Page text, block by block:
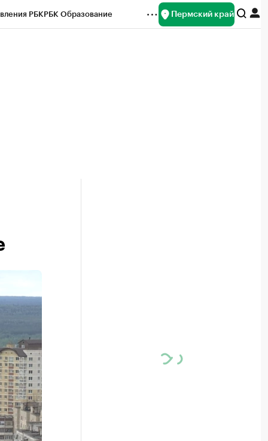
РБКРБК Образование Пермский край